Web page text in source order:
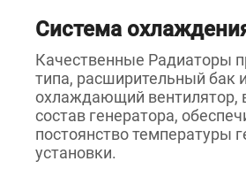
Система
Качественные Радиаторы
типа, расширительный бак и
охлаждающий вентилятор,
состав генератора,
постоянство температуры
установки.